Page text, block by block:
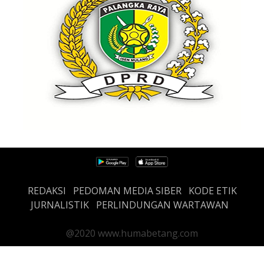
REDAKSI PEDOMAN MEDIA SIBER
KODE ETIK
JURNALISTIK PERLINDUNGAN WARTAWAN
@2020 www.humabetang.com